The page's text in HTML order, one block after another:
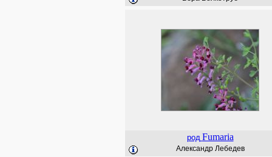
род Fumaria
Александр Лебедев